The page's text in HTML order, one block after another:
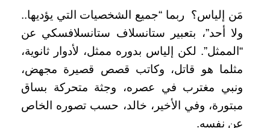
مَن إلياس؟ ربما “جميع الشخصيات التي يؤديها..
ولا أحد”، بتعبير ستانسلاف ستانسلافسكي عن
“الممثل”. لكن إلياس بدوره ممثل، لأدوار ثانوية،
مثلما هو قاتل، وكاتب قصص قصيرة مجهض،
ونبي مغترب في عصره، وجثة متحركة بساق
مبتورة، وفي الأخير، خالد، حسب تصوره الخاص
عن نفسه.